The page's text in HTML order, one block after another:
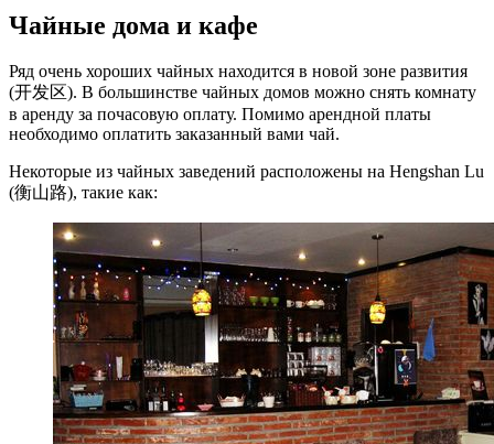
Чайные дома и кафе
Ряд очень хороших чайных находится в новой зоне развития
(开发区). В большинстве чайных домов можно снять комнату
в аренду за почасовую оплату. Помимо арендной платы
необходимо оплатить заказанный вами чай.
Некоторые из чайных заведений расположены на Hengshan Lu
(衡山路), такие как: